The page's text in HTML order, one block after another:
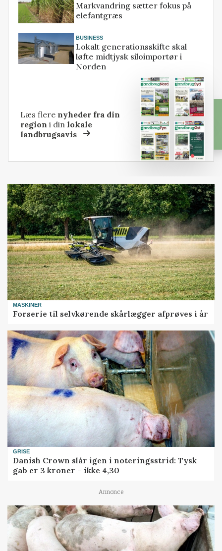
Markvandring sætter fokus på
elefantgræs
BUSINESS
Lokalt generationsskifte skal
løfte midtjysk siloimportør i
Norden
Læs flere nyheder fra din
region i dinlokale
landbrugsavis
MASKINER
Forserie til selvkørende skårlægger afprøves i år
GRISE
Danish Crown slår igen i noteringsstrid: Tysk
gab er 3 kroner – ikke 4,30
Annonce